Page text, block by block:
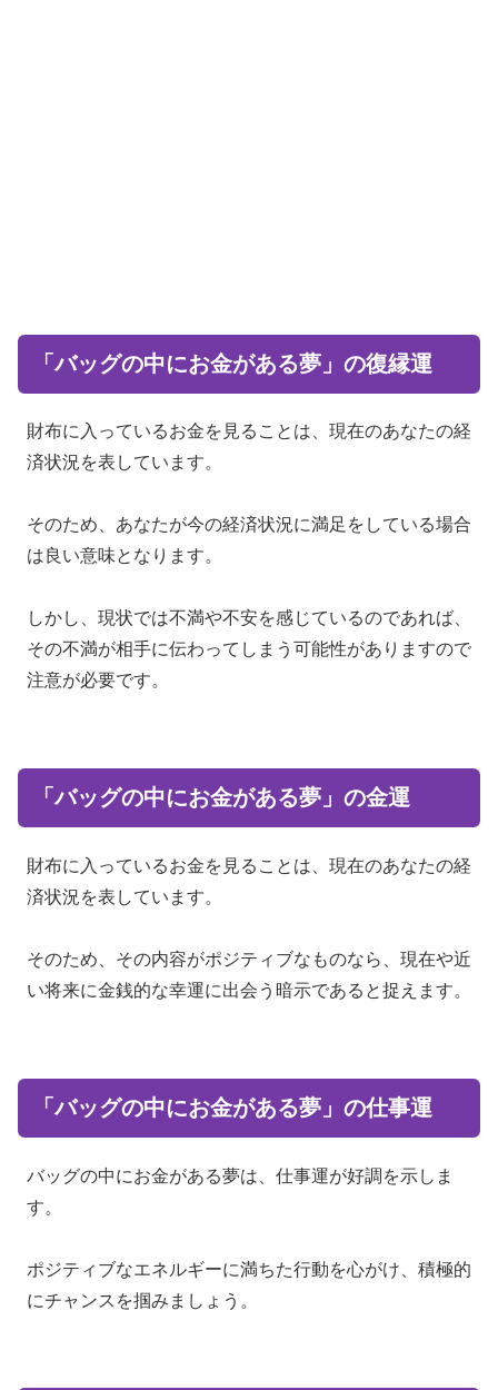
「バッグの中にお金がある夢」の復縁運
財布に入っているお金を見ることは、現在のあなたの経
済状況を表しています。
そのため、あなたが今の経済状況に満足をしている場合
は良い意味となります。
しかし、現状では不満や不安を感じているのであれば、
その不満が相手に伝わってしまう可能性がありますので
注意が必要です。
「バッグの中にお金がある夢」の金運
財布に入っているお金を見ることは、現在のあなたの経
済状況を表しています。
そのため、その内容がポジティブなものなら、現在や近
い将来に金銭的な幸運に出会う暗示であると捉えます。
「バッグの中にお金がある夢」の仕事運
バッグの中にお金がある夢は、仕事運が好調を示しま
す。
ポジティブなエネルギーに満ちた行動を心がけ、積極的
にチャンスを掴みましょう。